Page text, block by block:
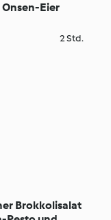
Eier
2 Std.
Brokkolisalat